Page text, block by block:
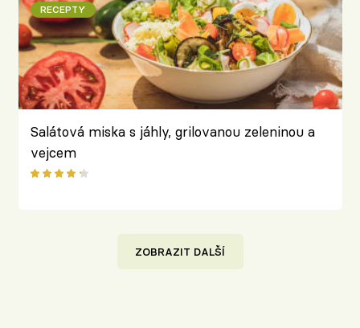
RECEPTY
Salátová miska s jáhly, grilovanou zeleninou a
vejcem
ZOBRAZIT DALŠÍ